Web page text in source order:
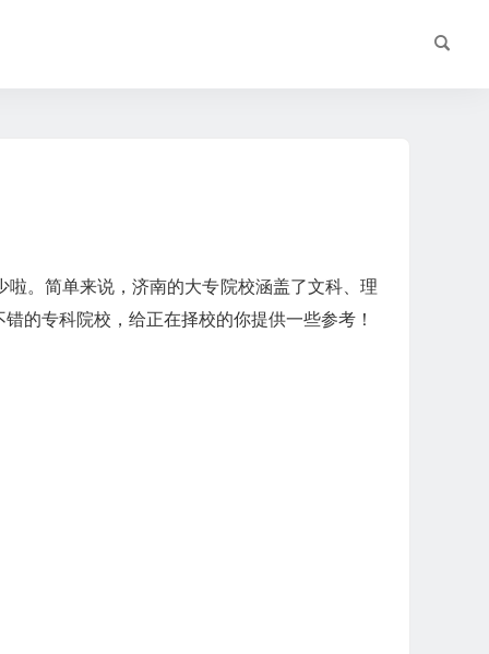
。简单来说，济南的大专院校涵盖了文科、理
的专科院校，给正在择校的你提供一些参考！